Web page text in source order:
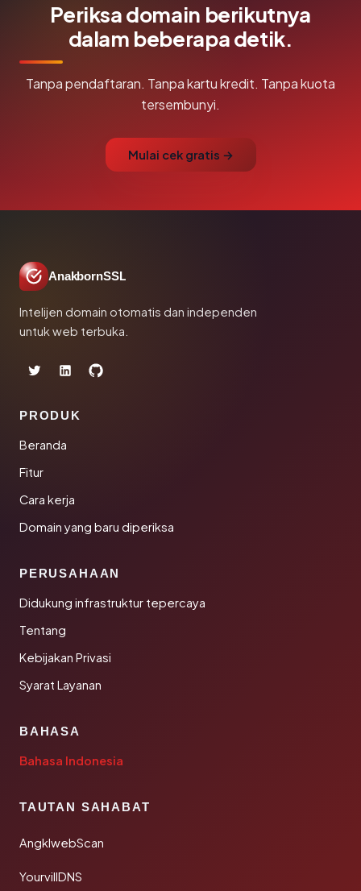
Periksa domain berikutnya
dalam beberapa detik.
Tanpa pendaftaran. Tanpa kartu kredit. Tanpa kuota
tersembunyi.
Mulai cek gratis →
AnakbornSSL
Intelijen domain otomatis dan independen
untuk web terbuka.
PRODUK
Beranda
Fitur
Cara kerja
Domain yang baru diperiksa
PERUSAHAAN
Didukung infrastruktur tepercaya
Tentang
Kebijakan Privasi
Syarat Layanan
BAHASA
Bahasa Indonesia
TAUTAN SAHABAT
AngklwebScan
YourvillDNS